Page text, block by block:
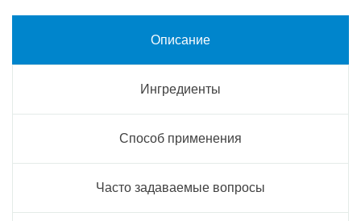
Описание
Ингредиенты
Способ применения
Часто задаваемые вопросы